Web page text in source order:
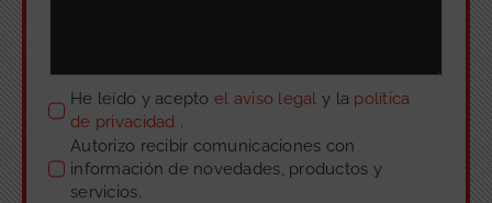
He leído y acepto el aviso legaly la política
de privacidad .
Autorizo recibir comunicaciones con
información de novedades, productos y
servicios.